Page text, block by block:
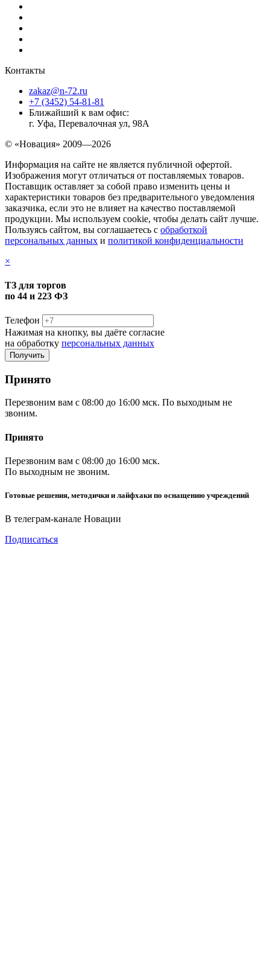
Контакты
zakaz@n-72.ru
+7 (3452) 54-81-81
Ближайший к вам офис:
г. Уфа, Перевалочная ул, 98А
© «Новация» 2009—2026
Информация на сайте не является публичной офертой.
Изображения могут отличаться от поставляемых товаров.
Поставщик оставляет за собой право изменить цены и
характеристики товаров без предварительного уведомления
заказчика, если это не влияет на качество поставляемой
продукции. Мы используем cookie, чтобы делать сайт лучше.
Пользуясь сайтом, вы соглашаетесь с обработкой
персональных данных и политикой конфиденциальности
×
ТЗ для торгов
по 44 и 223 ФЗ
Телефон
Нажимая на кнопку, вы даёте согласие
на обработку персональных данных
Принято
Перезвоним вам с 08:00 до 16:00 мск. По выходным не
звоним.
Принято
Перезвоним вам с 08:00 до 16:00 мск.
По выходным не звоним.
Готовые решения, методички и лайфхаки по оснащению учреждений
В телеграм-канале Новации
Подписаться